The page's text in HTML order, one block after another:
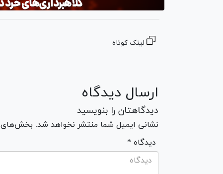
لینک کوتاه
ارسال دیدگاه
دیدگاهتان را بنویسید
نشانی ایمیل شما منتشر نخواهد شد. بخش‌های
* دیدگاه